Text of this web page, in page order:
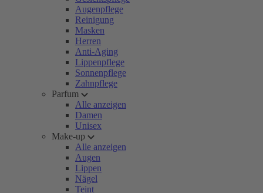
Augenpflege
Reinigung
Masken
Herren
Anti-Aging
Lippenpflege
Sonnenpflege
Zahnpflege
Parfum
Alle anzeigen
Damen
Unisex
Make-up
Alle anzeigen
Augen
Lippen
Nägel
Teint